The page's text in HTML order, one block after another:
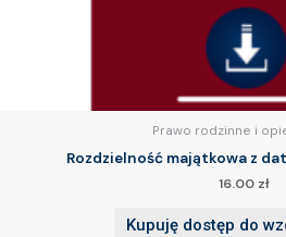
Prawo rodzinne i
Rozdzielność majątkowa z
16.00 zł
Kupuję dostęp do